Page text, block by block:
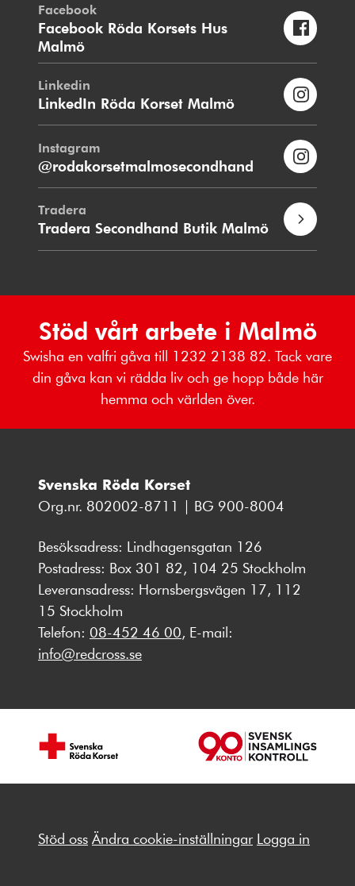
Facebook
Facebook Röda Korsets Hus
Malmö
Linkedin
LinkedIn Röda Korset Malmö
Instagram
@rodakorsetmalmosecondhand
Tradera
Tradera Secondhand Butik Malmö
Stöd vårt arbete i Malmö
Swisha en valfri gåva till 1232 2138 82. Tack vare
din gåva kan vi rädda liv och ge hopp både här
hemma och världen över.
Svenska Röda Korset
Org.nr. 802002-8711 | BG 900-8004
Besöksadress: Lindhagensgatan 126
Postadress: Box 301 82, 104 25 Stockholm
Leveransadress: Hornsbergsvägen 17, 112
15 Stockholm
Telefon: 08-452 46 00, E-mail:
info@redcross.se
Stöd oss Ändra cookie-inställningar Logga in